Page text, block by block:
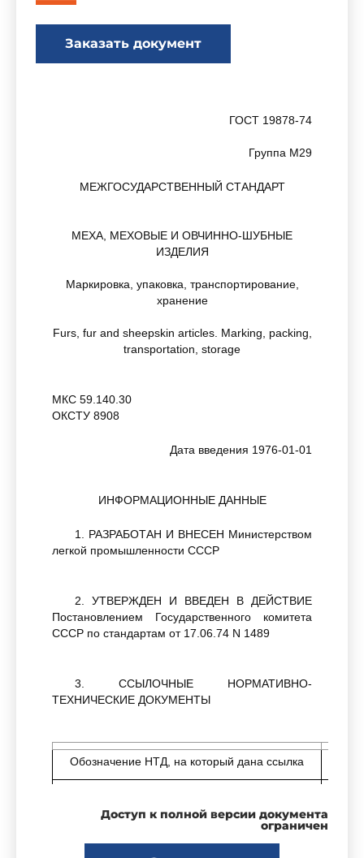
Заказать документ
ГОСТ 19878-74
Группа М29
МЕЖГОСУДАРСТВЕННЫЙ СТАНДАРТ
МЕХА, МЕХОВЫЕ И ОВЧИННО-ШУБНЫЕ
ИЗДЕЛИЯ
Маркировка, упаковка, транспортирование,
хранение
Furs, fur and sheepskin articles. Marking, packing,
transportation, storage
МКС 59.140.30
ОКСТУ 8908
Дата введения 1976-01-01
ИНФОРМАЦИОННЫЕ ДАННЫЕ
1. РАЗРАБОТАН И ВНЕСЕН Министерством
легкой промышленности СССР
2. УТВЕРЖДЕН И ВВЕДЕН В ДЕЙСТВИЕ
Постановлением Государственного комитета
СССР по стандартам от 17.06.74 N 1489
3. ССЫЛОЧНЫЕ НОРМАТИВНО-
ТЕХНИЧЕСКИЕ ДОКУМЕНТЫ
Обозначение НТД, на который дана ссылка
ГОСТ 515-77Доступ к полной версии документа
ограничен